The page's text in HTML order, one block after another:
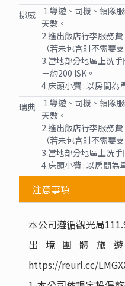
挪威
1.導遊、司機、領隊
天數。
2.進出飯店行李服務
（若未包含則不需要支
3.當地部分地區上洗
－約200 ISK。
4.床頭小費 : 以房間為
瑞典
1.導遊、司機、領隊
天數。
2.進出飯店行李服務
（若未包含則不需要支
3.當地部分地區上洗
4.床頭小費 : 以房間為
注意事項
本公司遵循觀光局
出境團體旅
https://reurl.cc/